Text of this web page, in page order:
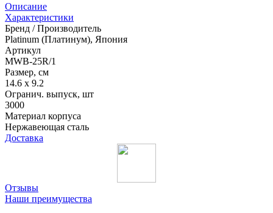
Описание
Характеристики
Бренд / Производитель
Platinum (Платинум), Япония
Артикул
MWB-25R/1
Размер, см
14.6 x 9.2
Огранич. выпуск, шт
3000
Материал корпуса
Нержавеющая сталь
Доставка
Отзывы
Наши преимущества